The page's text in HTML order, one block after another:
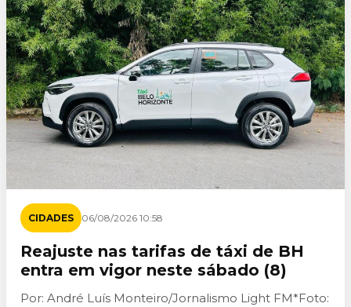
CIDADES 06/08/2026 10:58
Reajuste nas tarifas de táxi de BH
entra em vigor neste sábado (8)
Por: André Luís Monteiro/Jornalismo Light FM*Foto: